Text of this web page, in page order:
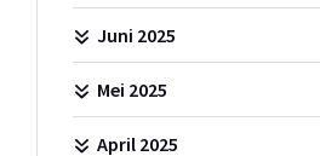
Juni 2025
Mei 2025
April 2025